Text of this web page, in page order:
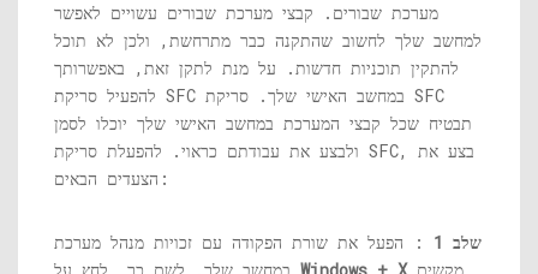
מערכת שבורים. קבצי מערכת שבורים עשויים לאפשר
למחשב שלך לחשוב שהתקנה כבר מתרחשת, ולכן לא תוכל
להתקין תוכניות חדשות. על מנת לתקן זאת, באפשרותך
להפעיל סריקת SFC במחשב האישי שלך. סריקת SFC
תבטיח שכל קבצי המערכת במחשב האישי שלך יוכלו לסמן
ולבצע את עבודתם כראוי. להפעלת סריקת SFC, בצע את
הצעדים הבאים:
שלב 1
: הפעל את שורת הפקודה עם זכויות מנהל מערכת